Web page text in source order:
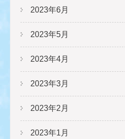
2023年6月
2023年5月
2023年4月
2023年3月
2023年2月
2023年1月